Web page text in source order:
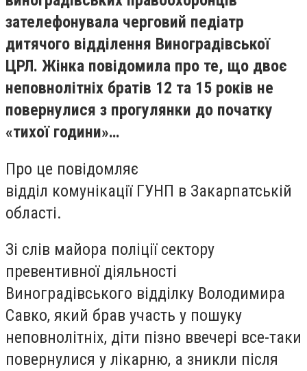
зателефонувала черговий педіатр
дитячого відділення Виноградівської
ЦРЛ. Жінка повідомила про те, що двоє
неповнолітніх братів 12 та 15 років не
повернулися з прогулянки до початку
«тихої години»…
Про це повідомляє
відділ комунікації ГУНП в Закарпатській
області.
Зі слів майора поліції сектору
превентивної діяльності
Виноградівського відділку Володимира
Савко, який брав участь у пошуку
неповнолітніх, діти пізно ввечері все-таки
повернулися у лікарню, а зникли після